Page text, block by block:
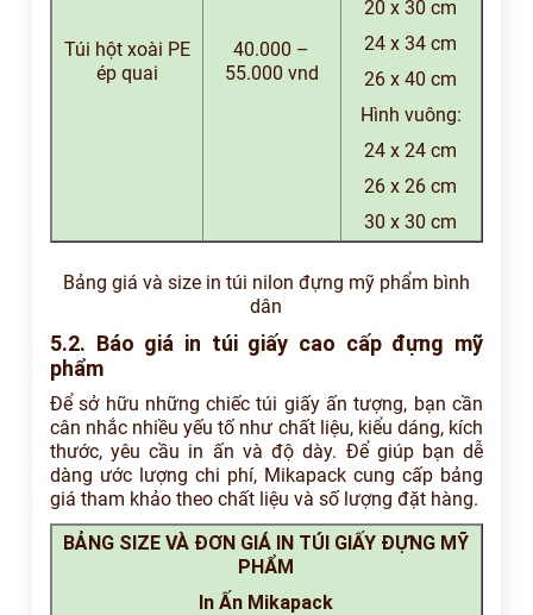
Túi hột xoài PE
ép quai
40.000 –
55.000 vnd
20 x 30 cm
24 x 34 cm
26 x 40 cm
Hình vuông:
24 x 24 cm
26 x 26 cm
30 x 30 cm
Bảng giá và size in túi nilon đựng mỹ phẩm bình
dân
5.2. Báo giá in túi giấy cao cấp đựng mỹ
phẩm
Để sở hữu những chiếc túi giấy ấn tượng, bạn cần
cân nhắc nhiều yếu tố như chất liệu, kiểu dáng, kích
thước, yêu cầu in ấn và độ dày. Để giúp bạn dễ
dàng ước lượng chi phí, Mikapack cung cấp bảng
giá tham khảo theo chất liệu và số lượng đặt hàng.
BẢNG SIZE VÀ ĐƠN GIÁ IN TÚI GIẤY ĐỰNG MỸ
PHẨM
In Ấn Mikapack